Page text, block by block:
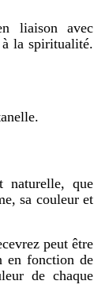
liaison avec
la spiritualité.
naturelle, que
sa couleur et
peut être
en fonction de
de chaque